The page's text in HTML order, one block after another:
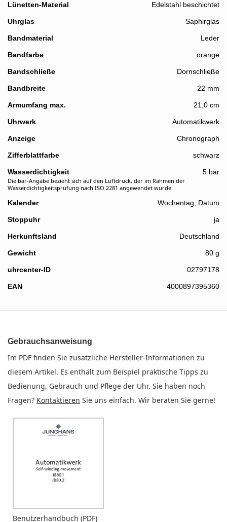
Lünetten-Material Edelstahl beschichtet
Uhrglas Saphirglas
Bandmaterial Leder
Bandfarbe orange
Bandschließe Dornschließe
Details
Bandbreite 22 mm
Armumfang max. 21,0 cm
Uhrwerk Automatikwerk
Anzeige Chronograph
Zifferblattfarbe schwarz
Wasserdichtigkeit 5 bar
Die bar-Angabe bezieht sich auf den Luftdruck, der im Rahmen der
Wasserdichtigkeitsprüfung nach ISO 2281 angewendet wurde.
Kalender Wochentag, Datum
Stoppuhr ja
Herkunftsland Deutschland
Gewicht 80 g
uhrcenter-ID 02797178
EAN 4000897395360
Gebrauchsanweisung
Im PDF finden Sie zusätzliche Hersteller-Informationen zu
diesem Artikel. Es enthält zum Beispiel praktische Tipps zu
Bedienung, Gebrauch und Pflege der Uhr. Sie haben noch
Fragen? Kontaktieren Sie uns einfach. Wir beraten Sie gerne!
Benutzerhandbuch (PDF)